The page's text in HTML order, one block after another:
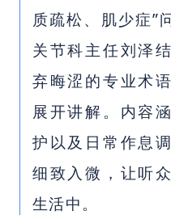
质疏松、肌少症”
关节科主任刘泽
弃晦涩的专业术
展开讲解。内容
护以及日常作息
细致入微，让听
生活中。